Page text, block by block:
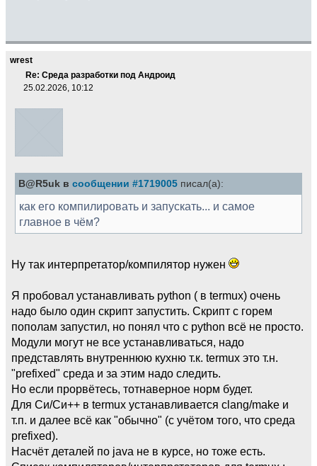
wrest
Re: Среда разработки под Андроид
25.02.2026, 10:12
B@R5uk в сообщении #1719005 писал(а):
как его компилировать и запускать... и самое
главное в чём?
Ну так интерпретатор/компилятор нужен
Я пробовал устанавливать python ( в termux) очень
надо было один скрипт запустить. Скрипт с горем
пополам запустил, но понял что с python всё не просто.
Модули могут не все устанавливаться, надо
представлять внутреннюю кухню т.к. termux это т.н.
"prefixed" среда и за этим надо следить.
Но если прорвётесь, тотнаверное норм будет.
Для Си/Си++ в termux устанавливается clang/make и
т.п. и далее всё как "обычно" (с учётом того, что среда
prefixed).
Насчёт деталей по java не в курсе, но тоже есть.